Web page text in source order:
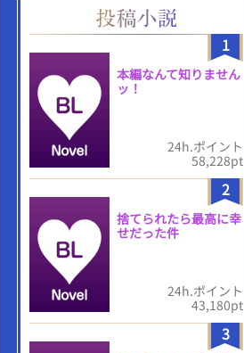
1
本編なんて知りません
ッ！
24h.ポイント
58,228pt
2
捨てられたら最高に幸
せだった件
24h.ポイント
43,180pt
3